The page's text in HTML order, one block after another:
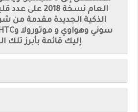
العام نسخة 2018
الذكية الجديدة مقدمة من
إليك قائمة بأبرز تلك